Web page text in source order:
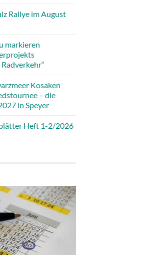
Rallye im August
markieren
Kosaken
– die
in Speyer
Heft 1-2/2026